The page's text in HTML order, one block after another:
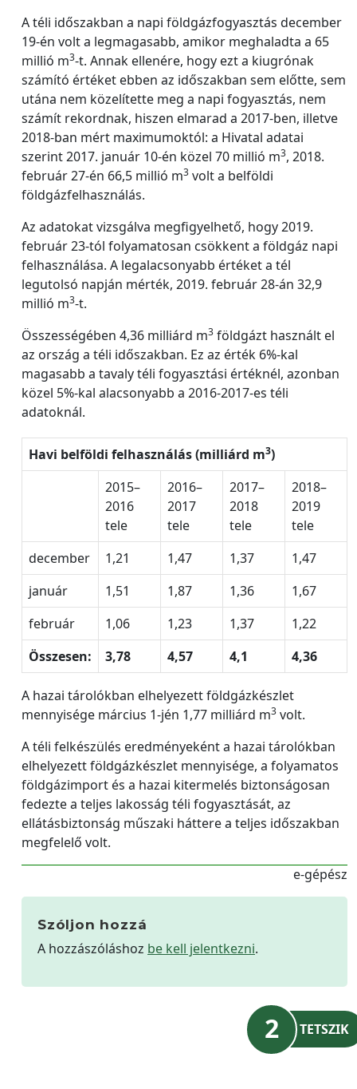
A téli időszakban a napi földgázfogyasztás december
19-én volt a legmagasabb, amikor meghaladta a 65
millió m3-t. Annak ellenére, hogy ezt a kiugrónak
számító értéket ebben az időszakban sem előtte, sem
utána nem közelítette meg a napi fogyasztás, nem
számít rekordnak, hiszen elmarad a 2017-ben, illetve
2018-ban mért maximumoktól: a Hivatal adatai
szerint 2017. január 10-én közel 70 millió m3, 2018.
február 27-én 66,5 millió m3 volt a belföldi
földgázfelhasználás.
Az adatokat vizsgálva megfigyelhető, hogy 2019.
február 23-tól folyamatosan csökkent a földgáz napi
felhasználása. A legalacsonyabb értéket a tél
legutolsó napján mérték, 2019. február 28-án 32,9
millió m3-t.
Összességében 4,36 milliárd m3 földgázt használt el
az ország a téli időszakban. Ez az érték 6%-kal
magasabb a tavaly téli fogyasztási értéknél, azonban
közel 5%-kal alacsonyabb a 2016-2017-es téli
adatoknál.
Havi belföldi felhasználás (milliárd m3)
2015–
2016
tele
2016–
2017
tele
2017–
2018
tele
2018–
2019
tele
december
1,21 1,47 1,37
1,47
január
1,51 1,87 1,36
1,67
február
1,06 1,23 1,37
1,22
Összesen:
3,78 4,57 4,1 4,36
A hazai tárolókban elhelyezett földgázkészlet
mennyisége március 1-jén 1,77 milliárd m3 volt.
A téli felkészülés eredményeként a hazai tárolókban
elhelyezett földgázkészlet mennyisége, a folyamatos
földgázimport és a hazai kitermelés biztonságosan
fedezte a teljes lakosság téli fogyasztását, az
ellátásbiztonság műszaki háttere a teljes időszakban
megfelelő volt.
e-gépész
Szóljon hozzá
A hozzászóláshoz be kell jelentkezni.
2 TETSZIK